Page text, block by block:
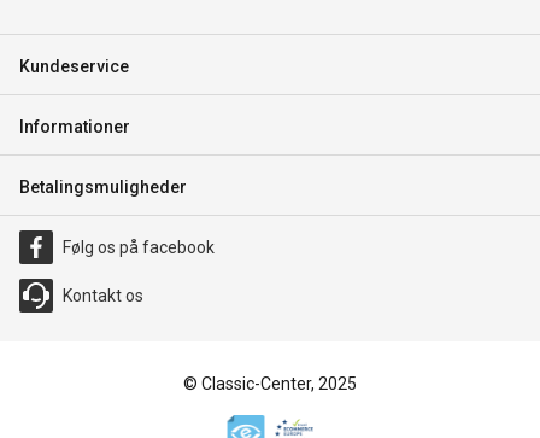
Kundeservice
Informationer
Betalingsmuligheder
Følg os på facebook
Kontakt os
© Classic-Center, 2025